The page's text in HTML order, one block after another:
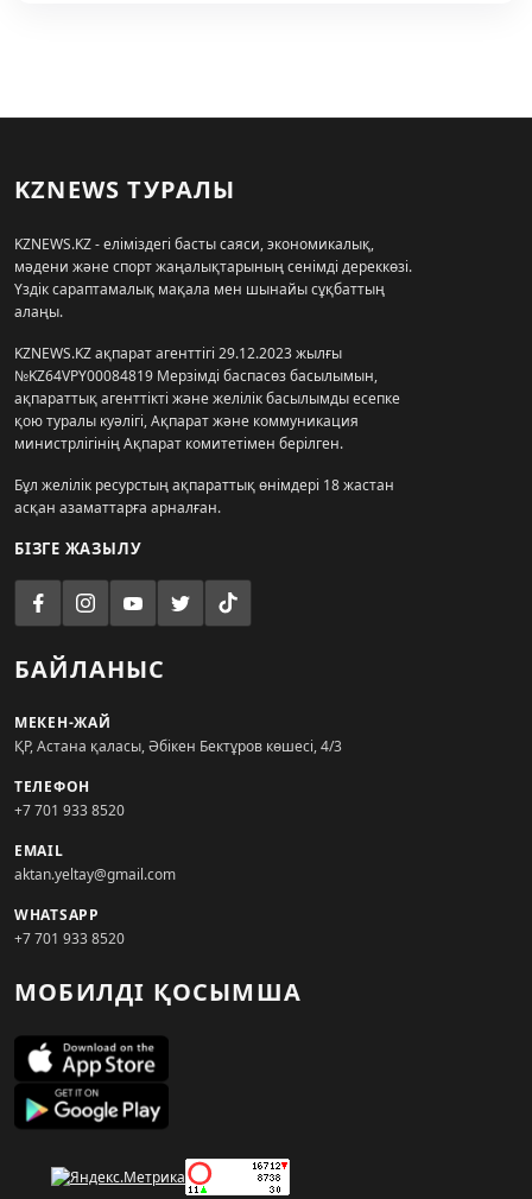
KZNEWS ТУРАЛЫ
KZNEWS.KZ - еліміздегі басты саяси, экономикалық,
мәдени және спорт жаңалықтарының сенімді дереккөзі.
Үздік сараптамалық мақала мен шынайы сұқбаттың
алаңы.
KZNEWS.KZ ақпарат агенттігі 29.12.2023 жылғы
№KZ64VPY00084819 Мерзімді баспасөз басылымын,
ақпараттық агенттікті және желілік басылымды есепке
қою туралы куәлігі, Ақпарат және коммуникация
министрлігінің Ақпарат комитетімен берілген.
Бұл желілік ресурстың ақпараттық өнімдері 18 жастан
асқан азаматтарға арналған.
БІЗГЕ ЖАЗЫЛУ
БАЙЛАНЫС
МЕКЕН-ЖАЙ
ҚР, Астана қаласы, Әбікен Бектұров көшесі, 4/3
ТЕЛЕФОН
+7 701 933 8520
EMAIL
aktan.yeltay@gmail.com
WHATSAPP
+7 701 933 8520
МОБИЛДІ ҚОСЫМША